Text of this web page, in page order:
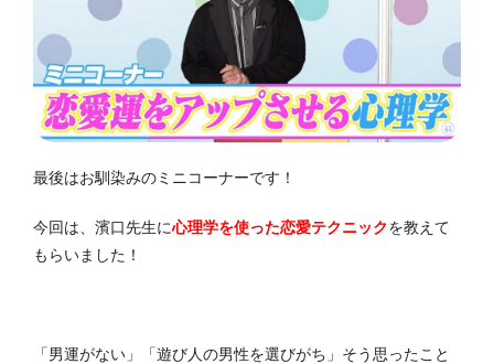
最後はお馴染みのミニコーナーです！
今回は、濱口先生に心理学を使った恋愛テクニックを教えて
もらいました！
「男運がない」「遊び人の男性を選びがち」そう思ったこと